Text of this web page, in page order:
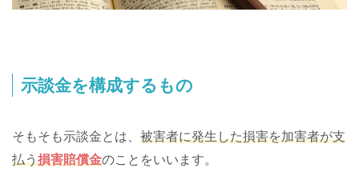
示談金を構成するもの
そもそも示談金とは、 被害者に発生した損害を加害者が支
払う損害賠償金のことをいいます。